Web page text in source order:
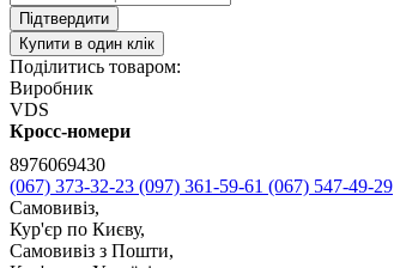
Підтвердити
Купити в один клік
Поділитись товаром:
Виробник
VDS
Кросс-номери
8976069430
(067) 373-32-23 (097) 361-59-61 (067) 547-49-29
Самовивіз,
Кур'єр по Києву,
Самовивіз з Пошти,